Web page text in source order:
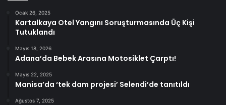
Ocak 26, 2025
Kartalkaya Otel Yangını Soruşturmasında Üç Kişi
Tutuklandı
Mayıs 18, 2026
Adana’da Bebek Arasına Motosiklet Çarptı!
Mayıs 22, 2025
Manisa’da ‘tek dam projesi’ Selendi’de tanıtıldı
Ağustos 7, 2025